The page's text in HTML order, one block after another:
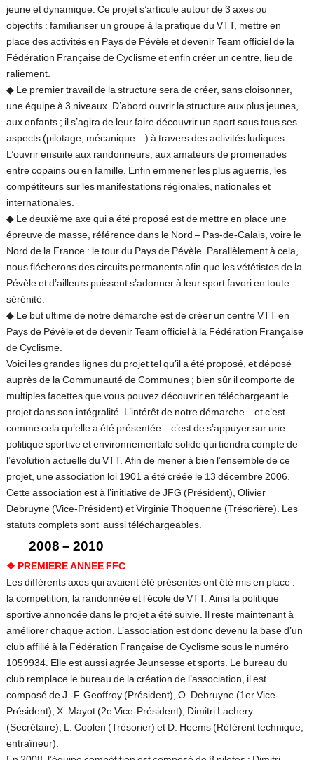
jeune et dynamique. Ce projet s’articule autour de 3 axes ou
objectifs : familiariser un groupe à la pratique du VTT, mettre en
place des activités en Pays de Pévèle et devenir Team officiel de la
Fédération Française de Cyclisme et enfin créer un centre, lieu de
raliement.
◆Le premier travail de la structure sera de créer, sans cloisonner,
une équipe à 3 niveaux. D’abord ouvrir la structure aux plus jeunes,
aux enfants ; il s’agira de leur faire découvrir un sport sous tous ses
aspects (pilotage, mécanique…) à travers des activités ludiques.
L’ouvrir ensuite aux randonneurs, aux amateurs de promenades
entre copains ou en famille. Enfin emmener les plus aguerris, les
compétiteurs sur les manifestations régionales, nationales et
internationales.
◆Le deuxième axe qui a été proposé est de mettre en place une
épreuve de masse, référence dans le Nord – Pas-de-Calais, voire le
Nord de la France : le tour du Pays de Pévèle. Parallèlement à cela,
nous flécherons des circuits permanents afin que les vététistes de la
Pévèle et d’ailleurs puissent s’adonner à leur sport favori en toute
sérénité.
◆Le but ultime de notre démarche est de créer un centre VTT en
Pays de Pévèle et de devenir Team officiel à la Fédération Française
de Cyclisme.
Voici les grandes lignes du projet tel qu’il a été proposé, et déposé
auprès de la Communauté de Communes ; bien sûr il comporte de
multiples facettes que vous pouvez découvrir en téléchargeant le
projet dans son intégralité. L’intérêt de notre démarche – et c’est
comme cela qu’elle a été présentée – c’est de s’appuyer sur une
politique sportive et environnementale solide qui tiendra compte de
l’évolution actuelle du VTT. Afin de mener à bien l’ensemble de ce
projet, une association loi 1901 a été créée le 13 décembre 2006.
Cette association est à l’initiative de JFG (Président), Olivier
Debruyne (Vice-Président) et Virginie Thoquenne (Trésorière). Les
statuts complets sont aussi téléchargeables.
2008 – 2010
❖ PREMIERE ANNEE FFC
Les différents axes qui avaient été présentés ont été mis en place :
la compétition, la randonnée et l’école de VTT. Ainsi la politique
sportive annoncée dans le projet a été suivie. Il reste maintenant à
améliorer chaque action. L’association est donc devenu la base d’un
club affilié à la Fédération Française de Cyclisme sous le numéro
1059934. Elle est aussi agrée Jeunsesse et sports. Le bureau du
club remplace le bureau de la création de l’association, il est
composé de J.-F. Geoffroy (Président), O. Debruyne (1er Vice-
Président), X. Mayot (2e Vice-Président), Dimitri Lachery
(Secrétaire), L. Coolen (Trésorier) et D. Heems (Référent technique,
entraîneur).